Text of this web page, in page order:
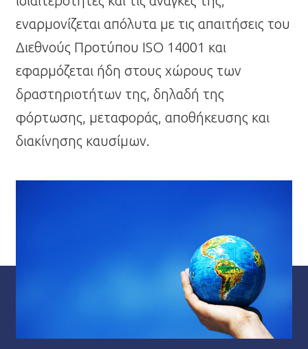
εναρμονίζεται απόλυτα με τις απαιτήσεις του
Διεθνούς Προτύπου ISO 14001 και
εφαρμόζεται ήδη στους χώρους των
δραστηριοτήτων της, δηλαδή της
φόρτωσης, μεταφοράς, αποθήκευσης και
διακίνησης καυσίμων.